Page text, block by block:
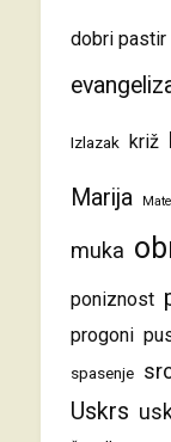
dobri pastir
Izlazak križ
Marija
muka
poniznost
progoni
spasenje
Uskrs